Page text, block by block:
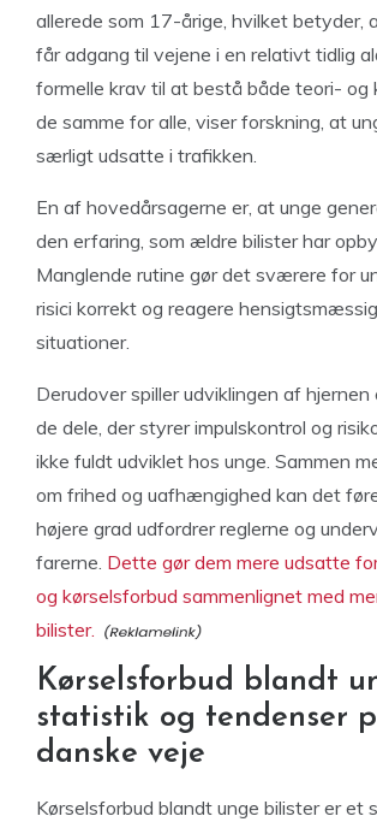
allerede som 17-årige, hvilket betyder,
får adgang til vejene i en relativt tidlig
formelle krav til at bestå både teori- og
de samme for alle, viser forskning, at
særligt udsatte i trafikken.
En af hovedårsagerne er, at unge
den erfaring, som ældre bilister har
Manglende rutine gør det sværere for
risici korrekt og reagere
situationer.
Derudover spiller udviklingen af
de dele, der styrer impulskontrol og
ikke fuldt udviklet hos unge. Sammen
om frihed og uafhængighed kan det
højere grad udfordrer reglerne og
farerne. Dette gør dem mere udsatte
og kørselsforbud sammenlignet med
bilister.
Kørselsforbud blandt
statistik og tendenser
danske veje
Kørselsforbud blandt unge bilister er et